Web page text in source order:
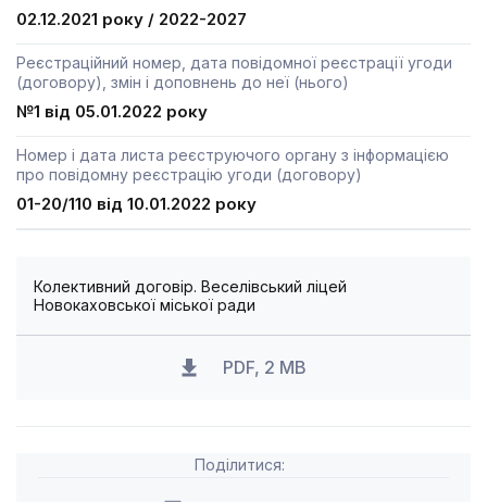
02.12.2021 року / 2022-2027
Реєстраційний номер, дата повідомної реєстрації угоди
(договору), змін і доповнень до неї (нього)
№1 від 05.01.2022 року
Номер і дата листа реєструючого органу з інформацією
про повідомну реєстрацію угоди (договору)
01-20/110 від 10.01.2022 року
Колективний договір. Веселівський ліцей
Новокаховської міської ради
PDF, 2 MB
Поділитися: